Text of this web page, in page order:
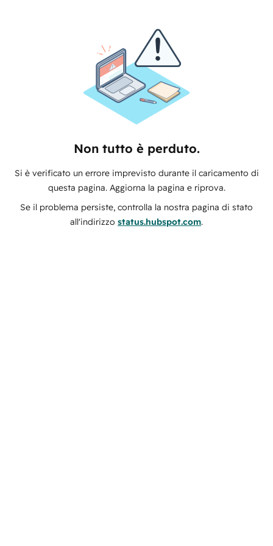
Non tutto è perduto.
Si è verificato un errore imprevisto durante il caricamento di
questa pagina. Aggiorna la pagina e riprova.
Se il problema persiste, controlla la nostra pagina di stato
all'indirizzo status.hubspot.com.